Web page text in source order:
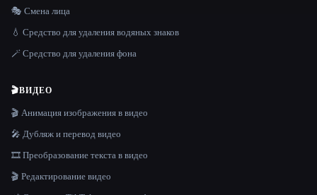
🎭 Смена лица
💧 Средство для удаления водяных знаков
🪄 Средство для удаления фона
🎬ВИДЕО
🎬 Анимация изображения в видео
🎤 Дубляж и перевод видео
🎞️ Преобразование текста в видео
🎬 Редактирование видео